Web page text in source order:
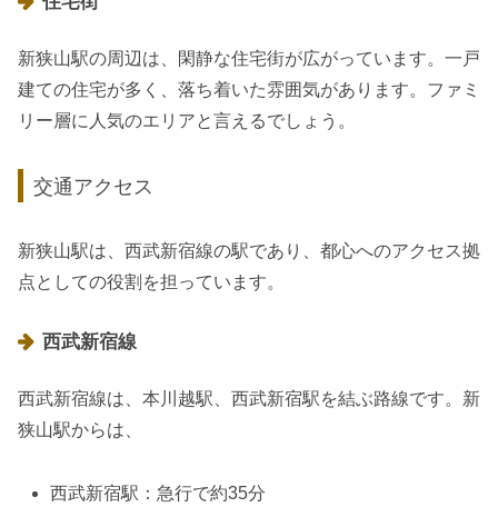
新狭山駅の周辺は、閑静な住宅街が広がっています。一戸
建ての住宅が多く、落ち着いた雰囲気があります。ファミ
リー層に人気のエリアと言えるでしょう。
交通アクセス
新狭山駅は、西武新宿線の駅であり、都心へのアクセス拠
点としての役割を担っています。
西武新宿線
西武新宿線は、本川越駅、西武新宿駅を結ぶ路線です。新
狭山駅からは、
西武新宿駅：急行で約35分